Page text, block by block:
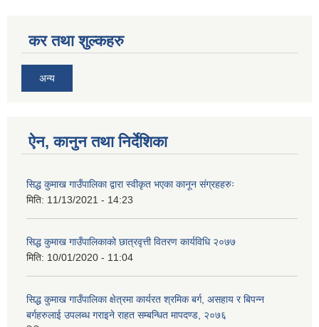
कर तथा शुल्कहरु
अन्य
ऐन, कानुन तथा निर्देशिका
सिद्ध कुमाख गाउँपालिका द्वारा स्वीकृत भएका कानून संग्रहहरुः
मिति: 11/13/2021 - 14:23
सिद्ध कुमाख गाउँपालिकाको छात्रवृत्ती वितरण कार्यविधि २०७७
मिति: 10/01/2020 - 11:04
सिद्ध कुमाख गाउँपालिका क्षेत्रमा कार्यरत श्रमिक बर्ग, असहाय र बिपन्न
बर्गहरुलाई उपलब्ध गराइने राहत सम्बन्धित मापदण्ड, २०७६